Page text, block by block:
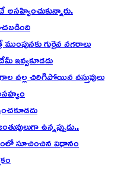
ముంపునకు గురైన నగరాలు
ఇవ్వకూడదు
వల్ల చిరిగిపోయిన వస్తువులు
ఉన్నప్పుడు..
సూచించిన విధానం